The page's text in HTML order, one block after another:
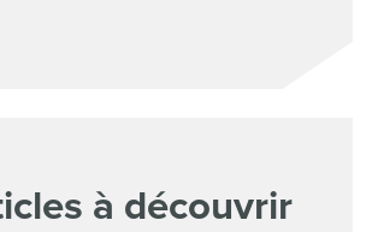
à découvrir